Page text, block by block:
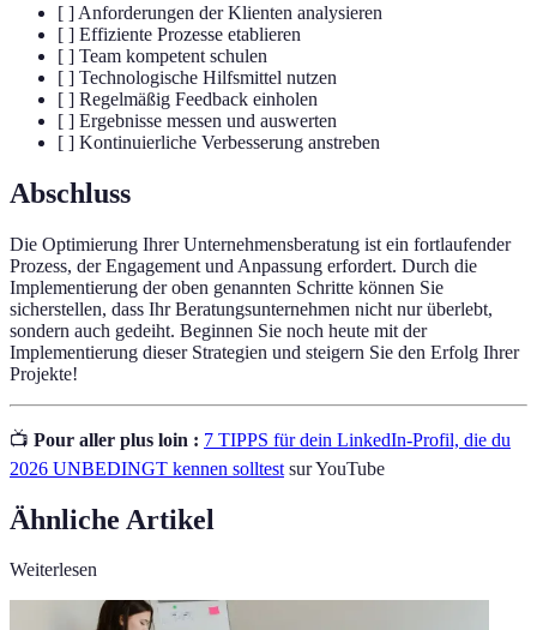
[ ] Anforderungen der Klienten analysieren
[ ] Effiziente Prozesse etablieren
[ ] Team kompetent schulen
[ ] Technologische Hilfsmittel nutzen
[ ] Regelmäßig Feedback einholen
[ ] Ergebnisse messen und auswerten
[ ] Kontinuierliche Verbesserung anstreben
Abschluss
Die Optimierung Ihrer Unternehmensberatung ist ein fortlaufender
Prozess, der Engagement und Anpassung erfordert. Durch die
Implementierung der oben genannten Schritte können Sie
sicherstellen, dass Ihr Beratungsunternehmen nicht nur überlebt,
sondern auch gedeiht. Beginnen Sie noch heute mit der
Implementierung dieser Strategien und steigern Sie den Erfolg Ihrer
Projekte!
📺 Pour aller plus loin : 7 TIPPS für dein LinkedIn-Profil, die du
2026 UNBEDINGT kennen solltest sur YouTube
Ähnliche Artikel
Weiterlesen